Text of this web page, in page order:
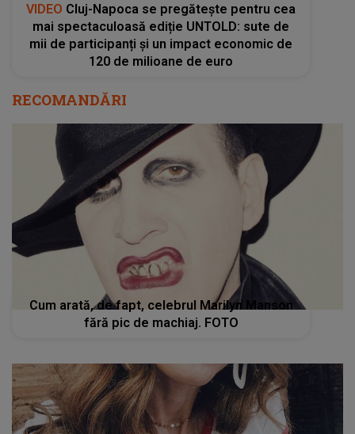
VIDEO Cluj-Napoca se pregătește pentru cea
mai spectaculoasă ediție UNTOLD: sute de
mii de participanți și un impact economic de
120 de milioane de euro
RECOMANDĂRI
Cum arată, de fapt, celebrul Marilyn Manson
fără pic de machiaj. FOTO